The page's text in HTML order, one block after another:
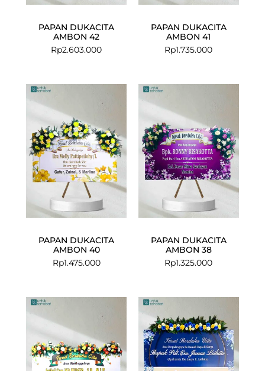
PAPAN DUKACITA
AMBON 42
Rp2.603.000
PAPAN DUKACITA
AMBON 41
Rp1.735.000
PAPAN DUKACITA
AMBON 40
Rp1.475.000
PAPAN DUKACITA
AMBON 38
Rp1.325.000